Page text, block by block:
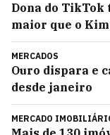
Dona do
maior que o
MERCADOS
Ouro dispara e
desde janeiro
MERCADO